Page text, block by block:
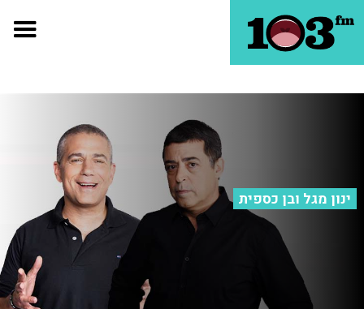
ינון מגל ובן כספית